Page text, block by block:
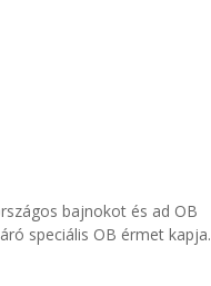
bajnokot és ad OB
speciális OB érmet kapja.